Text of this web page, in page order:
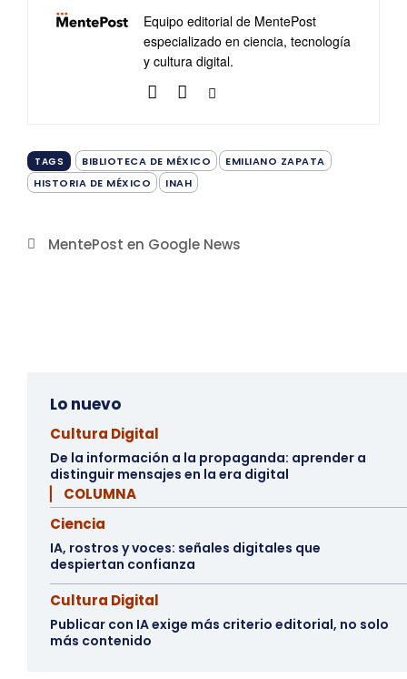
Equipo editorial de MentePost
especializado en ciencia, tecnología
y cultura digital.
TAGS BIBLIOTECA DE MÉXICO
EMILIANO ZAPATA
HISTORIA DE MÉXICO
INAH
MentePost en Google News
Lo nuevo
Cultura Digital
De la información a la propaganda: aprender a
distinguir mensajes en la era digital
▏ COLUMNA
Ciencia
IA, rostros y voces: señales digitales que
despiertan confianza
Cultura Digital
Publicar con IA exige más criterio editorial, no solo
más contenido